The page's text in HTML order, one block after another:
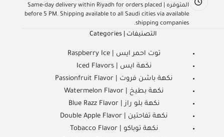
المتوفره | Same-day delivery within Riyadh for orders placed
before 5 PM. Shipping available to all Saudi cities via available
shipping companies.
التصنيفات | Categories
توت احمر ايس | Raspberry Ice
نكهة ايس | Iced Flavors
نكهة باشن فروت | Passionfruit Flavor
نكهة بطيخ | Watermelon Flavor
نكهة بلو راز | Blue Razz Flavor
نكهة تفاحتين | Double Apple Flavor
نكهة توباكو | Tobacco Flavor